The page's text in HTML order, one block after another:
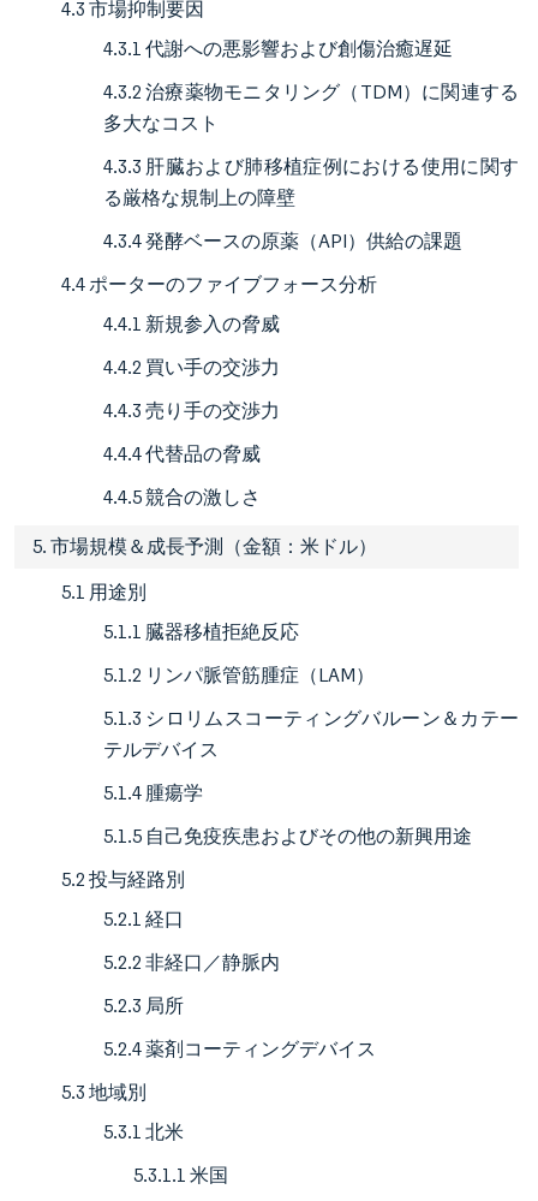
4.3 市場抑制要因
4.3.1 代謝への悪影響および創傷治癒遅延
4.3.2 治療薬物モニタリング（TDM）に関連する
多大なコスト
4.3.3 肝臓および肺移植症例における使用に関す
る厳格な規制上の障壁
4.3.4 発酵ベースの原薬（API）供給の課題
4.4 ポーターのファイブフォース分析
4.4.1 新規参入の脅威
4.4.2 買い手の交渉力
4.4.3 売り手の交渉力
4.4.4 代替品の脅威
4.4.5 競合の激しさ
5. 市場規模＆成長予測（金額：米ドル）
5.1 用途別
5.1.1 臓器移植拒絶反応
5.1.2 リンパ脈管筋腫症（LAM）
5.1.3 シロリムスコーティングバルーン＆カテー
テルデバイス
5.1.4 腫瘍学
5.1.5 自己免疫疾患およびその他の新興用途
5.2 投与経路別
5.2.1 経口
5.2.2 非経口／静脈内
5.2.3 局所
5.2.4 薬剤コーティングデバイス
5.3 地域別
5.3.1 北米
5.3.1.1 米国